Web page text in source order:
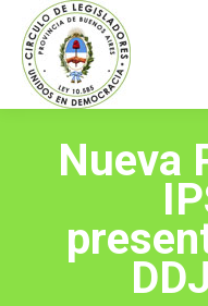
Nueva